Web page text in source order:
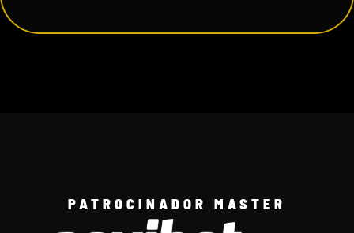
PATROCINADOR MASTER